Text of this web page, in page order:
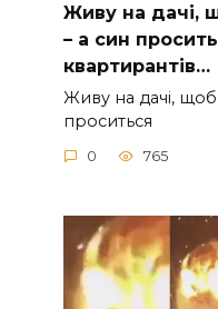
Живу на дачі,
– а син
квартирантів…
Живу на дачі,
проситься
0 765